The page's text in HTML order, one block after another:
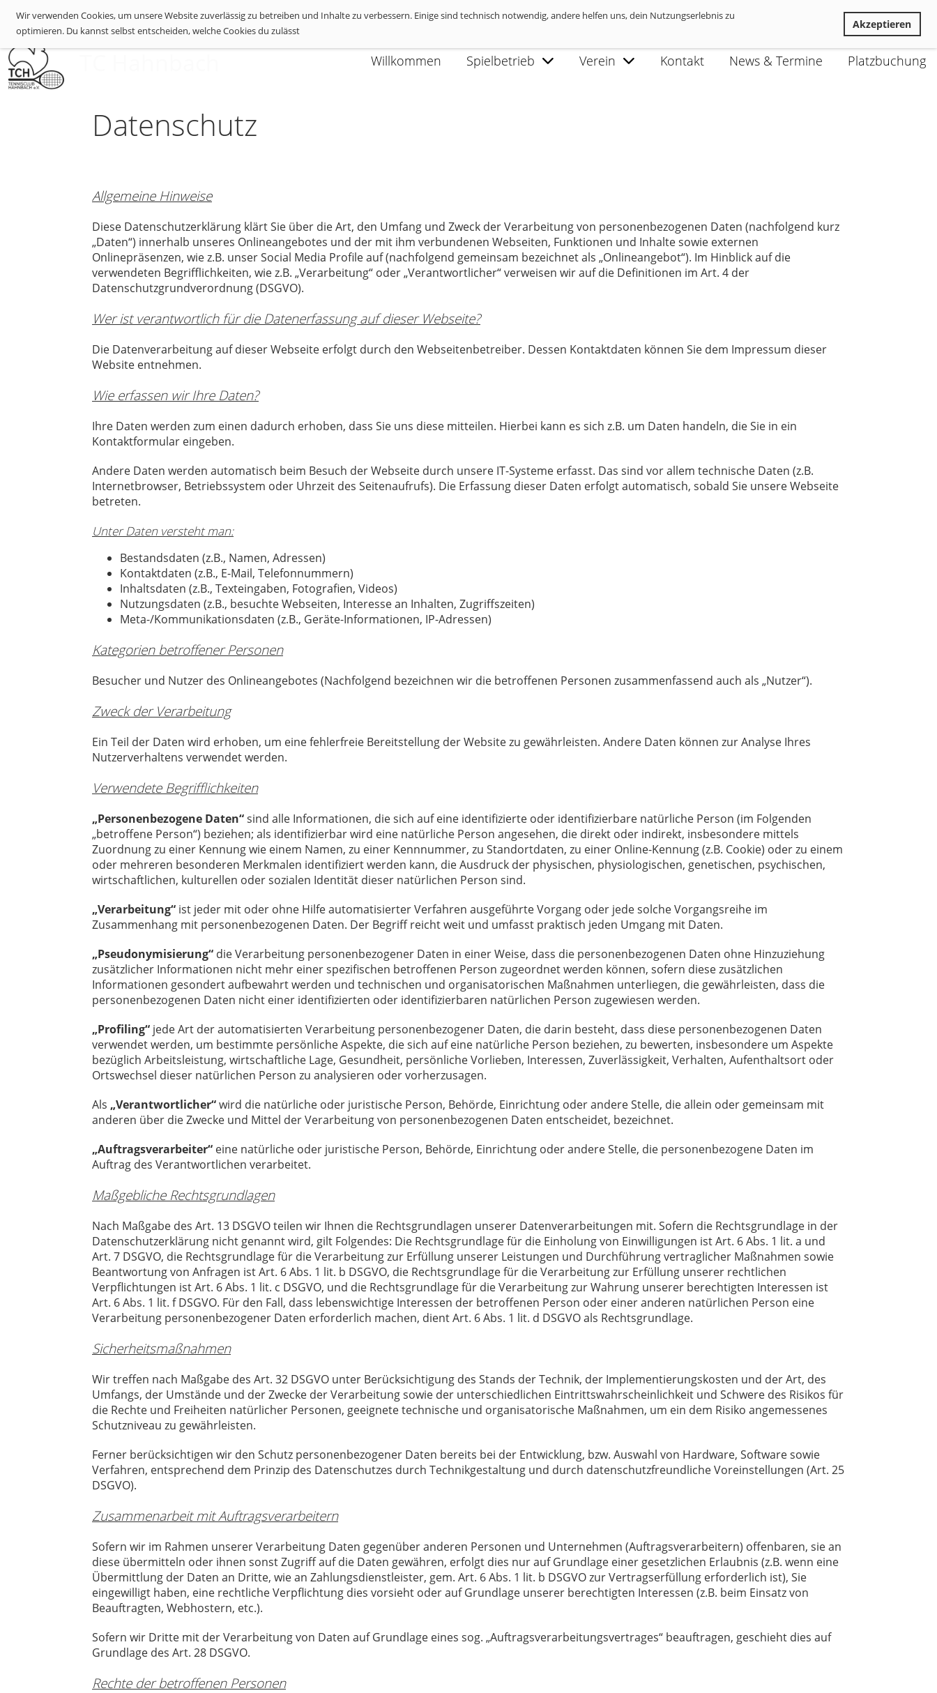
Wir verwenden Cookies, um unsere Website zuverlässig zu betreiben und Inhalte zu verbessern. Einige sind technisch notwendig, andere helfen uns, dein Nutzungserlebnis zu
optimieren. Du kannst selbst entscheiden, welche Cookies du zulässt
Akzeptieren
Willkommen Spielbetrieb Verein Kontakt News & Termine Platzbuchung
Datenschutz
Allgemeine Hinweise
Diese Datenschutzerklärung klärt Sie über die Art, den Umfang und Zweck der Verarbeitung von personenbezogenen Daten (nachfolgend kurz
„Daten“) innerhalb unseres Onlineangebotes und der mit ihm verbundenen Webseiten, Funktionen und Inhalte sowie externen
Onlinepräsenzen, wie z.B. unser Social Media Profile auf (nachfolgend gemeinsam bezeichnet als „Onlineangebot“). Im Hinblick auf die
verwendeten Begrifflichkeiten, wie z.B. „Verarbeitung“ oder „Verantwortlicher“ verweisen wir auf die Definitionen im Art. 4 der
Datenschutzgrundverordnung (DSGVO).
Wer ist verantwortlich für die Datenerfassung auf dieser Webseite?
Die Datenverarbeitung auf dieser Webseite erfolgt durch den Webseitenbetreiber. Dessen Kontaktdaten können Sie dem Impressum dieser
Website entnehmen.
Wie erfassen wir Ihre Daten?
Ihre Daten werden zum einen dadurch erhoben, dass Sie uns diese mitteilen. Hierbei kann es sich z.B. um Daten handeln, die Sie in ein
Kontaktformular eingeben.
Andere Daten werden automatisch beim Besuch der Webseite durch unsere IT-Systeme erfasst. Das sind vor allem technische Daten (z.B.
Internetbrowser, Betriebssystem oder Uhrzeit des Seitenaufrufs). Die Erfassung dieser Daten erfolgt automatisch, sobald Sie unsere Webseite
betreten.
Unter Daten versteht man:
Bestandsdaten (z.B., Namen, Adressen)
Kontaktdaten (z.B., E-Mail, Telefonnummern)
Inhaltsdaten (z.B., Texteingaben, Fotografien, Videos)
Nutzungsdaten (z.B., besuchte Webseiten, Interesse an Inhalten, Zugriffszeiten)
Meta-/Kommunikationsdaten (z.B., Geräte-Informationen, IP-Adressen)
Kategorien betroffener Personen
Besucher und Nutzer des Onlineangebotes (Nachfolgend bezeichnen wir die betroffenen Personen zusammenfassend auch als „Nutzer“).
Zweck der Verarbeitung
Ein Teil der Daten wird erhoben, um eine fehlerfreie Bereitstellung der Website zu gewährleisten. Andere Daten können zur Analyse Ihres
Nutzerverhaltens verwendet werden.
Verwendete Begrifflichkeiten
„Personenbezogene Daten“sind alle Informationen, die sich auf eine identifizierte oder identifizierbare natürliche Person (im Folgenden
„betroffene Person“) beziehen; als identifizierbar wird eine natürliche Person angesehen, die direkt oder indirekt, insbesondere mittels
Zuordnung zu einer Kennung wie einem Namen, zu einer Kennnummer, zu Standortdaten, zu einer Online-Kennung (z.B. Cookie) oder zu einem
oder mehreren besonderen Merkmalen identifiziert werden kann, die Ausdruck der physischen, physiologischen, genetischen, psychischen,
wirtschaftlichen, kulturellen oder sozialen Identität dieser natürlichen Person sind.
„Verarbeitung“ ist jeder mit oder ohne Hilfe automatisierter Verfahren ausgeführte Vorgang oder jede solche Vorgangsreihe im
Zusammenhang mit personenbezogenen Daten. Der Begriff reicht weit und umfasst praktisch jeden Umgang mit Daten.
„Pseudonymisierung“ die Verarbeitung personenbezogener Daten in einer Weise, dass die personenbezogenen Daten ohne Hinzuziehung
zusätzlicher Informationen nicht mehr einer spezifischen betroffenen Person zugeordnet werden können, sofern diese zusätzlichen
Informationen gesondert aufbewahrt werden und technischen und organisatorischen Maßnahmen unterliegen, die gewährleisten, dass die
personenbezogenen Daten nicht einer identifizierten oder identifizierbaren natürlichen Person zugewiesen werden.
„Profiling“ jede Art der automatisierten Verarbeitung personenbezogener Daten, die darin besteht, dass diese personenbezogenen Daten
verwendet werden, um bestimmte persönliche Aspekte, die sich auf eine natürliche Person beziehen, zu bewerten, insbesondere um Aspekte
bezüglich Arbeitsleistung, wirtschaftliche Lage, Gesundheit, persönliche Vorlieben, Interessen, Zuverlässigkeit, Verhalten, Aufenthaltsort oder
Ortswechsel dieser natürlichen Person zu analysieren oder vorherzusagen.
Als „Verantwortlicher“wird die natürliche oder juristische Person, Behörde, Einrichtung oder andere Stelle, die allein oder gemeinsam mit
anderen über die Zwecke und Mittel der Verarbeitung von personenbezogenen Daten entscheidet, bezeichnet.
„Auftragsverarbeiter“ eine natürliche oder juristische Person, Behörde, Einrichtung oder andere Stelle, die personenbezogene Daten im
Auftrag des Verantwortlichen verarbeitet.
Maßgebliche Rechtsgrundlagen
Nach Maßgabe des Art. 13 DSGVO teilen wir Ihnen die Rechtsgrundlagen unserer Datenverarbeitungen mit. Sofern die Rechtsgrundlage in der
Datenschutzerklärung nicht genannt wird, gilt Folgendes: Die Rechtsgrundlage für die Einholung von Einwilligungen ist Art. 6 Abs. 1 lit. a und
Art. 7 DSGVO, die Rechtsgrundlage für die Verarbeitung zur Erfüllung unserer Leistungen und Durchführung vertraglicher Maßnahmen sowie
Beantwortung von Anfragen ist Art. 6 Abs. 1 lit. b DSGVO, die Rechtsgrundlage für die Verarbeitung zur Erfüllung unserer rechtlichen
Verpflichtungen ist Art. 6 Abs. 1 lit. c DSGVO, und die Rechtsgrundlage für die Verarbeitung zur Wahrung unserer berechtigten Interessen ist
Art. 6 Abs. 1 lit. f DSGVO. Für den Fall, dass lebenswichtige Interessen der betroffenen Person oder einer anderen natürlichen Person eine
Verarbeitung personenbezogener Daten erforderlich machen, dient Art. 6 Abs. 1 lit. d DSGVO als Rechtsgrundlage.
Sicherheitsmaßnahmen
Wir treffen nach Maßgabe des Art. 32 DSGVO unter Berücksichtigung des Stands der Technik, der Implementierungskosten und der Art, des
Umfangs, der Umstände und der Zwecke der Verarbeitung sowie der unterschiedlichen Eintrittswahrscheinlichkeit und Schwere des Risikos für
die Rechte und Freiheiten natürlicher Personen, geeignete technische und organisatorische Maßnahmen, um ein dem Risiko angemessenes
Schutzniveau zu gewährleisten.
Ferner berücksichtigen wir den Schutz personenbezogener Daten bereits bei der Entwicklung, bzw. Auswahl von Hardware, Software sowie
Verfahren, entsprechend dem Prinzip des Datenschutzes durch Technikgestaltung und durch datenschutzfreundliche Voreinstellungen (Art. 25
DSGVO).
Zusammenarbeit mit Auftragsverarbeitern
Sofern wir im Rahmen unserer Verarbeitung Daten gegenüber anderen Personen und Unternehmen (Auftragsverarbeitern) offenbaren, sie an
diese übermitteln oder ihnen sonst Zugriff auf die Daten gewähren, erfolgt dies nur auf Grundlage einer gesetzlichen Erlaubnis (z.B. wenn eine
Übermittlung der Daten an Dritte, wie an Zahlungsdienstleister, gem. Art. 6 Abs. 1 lit. b DSGVO zur Vertragserfüllung erforderlich ist), Sie
eingewilligt haben, eine rechtliche Verpflichtung dies vorsieht oder auf Grundlage unserer berechtigten Interessen (z.B. beim Einsatz von
Beauftragten, Webhostern, etc.).
Sofern wir Dritte mit der Verarbeitung von Daten auf Grundlage eines sog. „Auftragsverarbeitungsvertrages“ beauftragen, geschieht dies auf
Grundlage des Art. 28 DSGVO.
Rechte der betroffenen Personen